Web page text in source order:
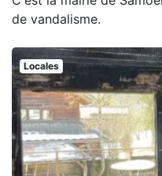
de vandalisme.
Locales